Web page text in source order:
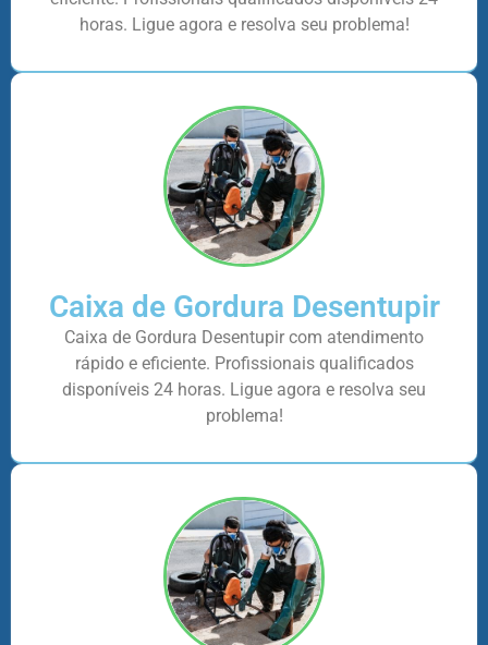
horas. Ligue agora e resolva seu problema!
Caixa de Gordura Desentupir
Caixa de Gordura Desentupir com atendimento
rápido e eficiente. Profissionais qualificados
disponíveis 24 horas. Ligue agora e resolva seu
problema!